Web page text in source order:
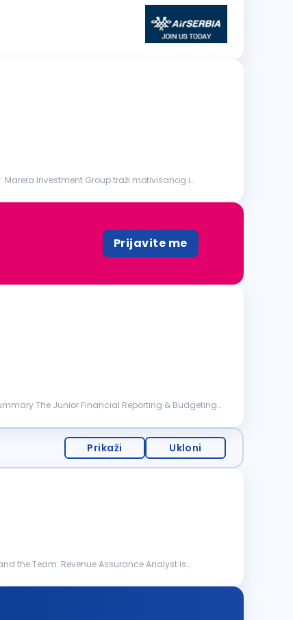
Investment Group traži motivisanog i
Prijavite me
The Junior Financial Reporting & Budgeting
Prikaži Ukloni
the Team: Revenue Assurance Analyst is